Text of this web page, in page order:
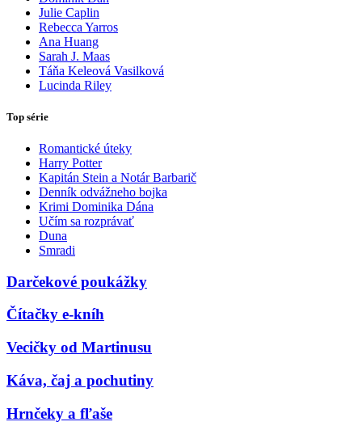
Julie Caplin
Rebecca Yarros
Ana Huang
Sarah J. Maas
Táňa Keleová Vasilková
Lucinda Riley
Top série
Romantické úteky
Harry Potter
Kapitán Stein a Notár Barbarič
Denník odvážneho bojka
Krimi Dominika Dána
Učím sa rozprávať
Duna
Smradi
Darčekové poukážky
Čítačky e-kníh
Vecičky od Martinusu
Káva, čaj a pochutiny
Hrnčeky a fľaše